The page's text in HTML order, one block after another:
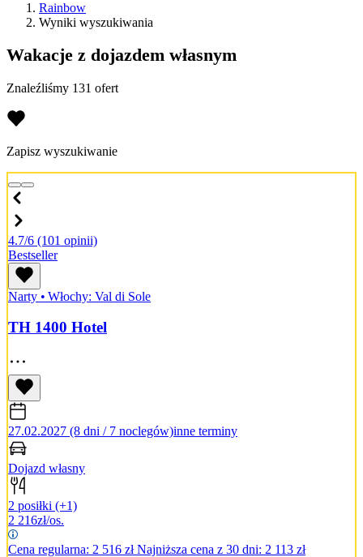
Rainbow
Wyniki wyszukiwania
Wakacje z dojazdem własnym
Znaleźliśmy 131 ofert
Zapisz wyszukiwanie
4.7/6 (101 opinii)
Bestseller
Narty • Włochy: Val di Sole
TH 1400 Hotel
27.02.2027 (8 dni / 7 noclegów)inne terminy
Dojazd własny
2 posiłki (+1)
2 216zł/os.
Cena regularna: 2 516 złNajniższa cena z 30 dni: 2 113 zł